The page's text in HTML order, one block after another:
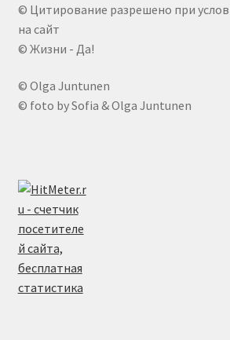
© Цитирование разрешено при
на сайт
© Жизни - Да!
© Olga Juntunen
© foto by Sofia & Olga Juntunen